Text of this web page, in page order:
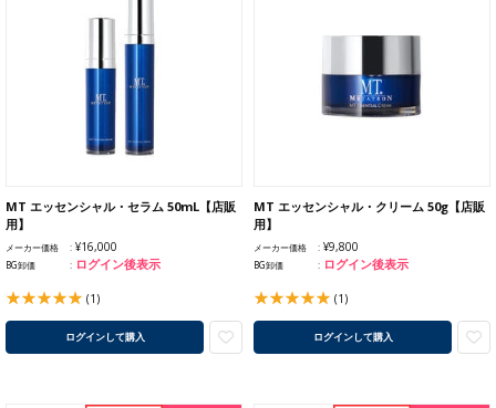
MT エッセンシャル・セラム 50mL【店販
用】
メーカー価格 ¥16,000
BG卸価 ログイン後表示
(1)
ログインして購入
MT エッセンシャル・クリーム 50g【店販
用】
メーカー価格 ¥9,800
BG卸価 ログイン後表示
(1)
ログインして購入